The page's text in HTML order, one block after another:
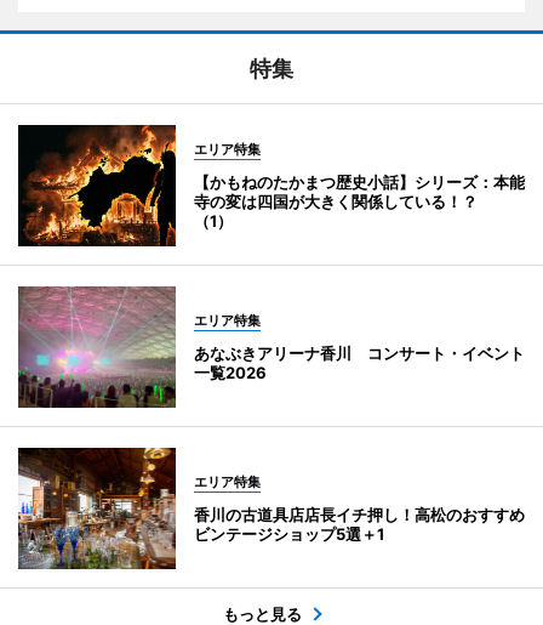
特集
エリア特集
【かもねのたかまつ歴史小話】シリーズ：本能
寺の変は四国が大きく関係している！？
（1）
エリア特集
あなぶきアリーナ香川 コンサート・イベント
一覧2026
エリア特集
香川の古道具店店長イチ押し！高松のおすすめ
ビンテージショップ5選＋1
もっと見る